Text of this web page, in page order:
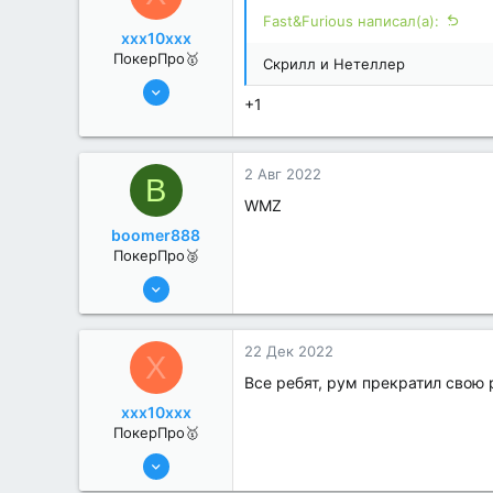
xxx10xxx
ПокерПро🥇
13 Июн 2022
1
Fast&Furious написал(а):
Скрилл и Нетеллер
+1
B
boomer888
ПокерПро🥈
6 Июн 2022
0
2 Авг 2022
WMZ
X
xxx10xxx
ПокерПро🥇
13 Июн 2022
22 Дек 2022
Все ребят, рум прекратил свою